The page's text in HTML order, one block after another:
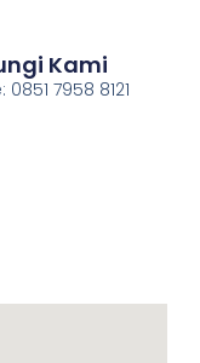
Kami
0851 7958 8121